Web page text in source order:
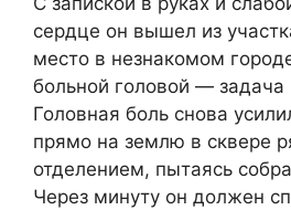
сердце он вышел из
место в незнакомом
больной головой — задача
Головная боль снова
прямо на землю в сквере
отделением, пытаясь
Через минуту он должен